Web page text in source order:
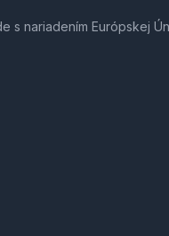
s nariadením Európskej